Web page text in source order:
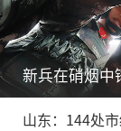
新兵在硝烟中
山东：144处